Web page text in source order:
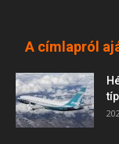
A címlapról